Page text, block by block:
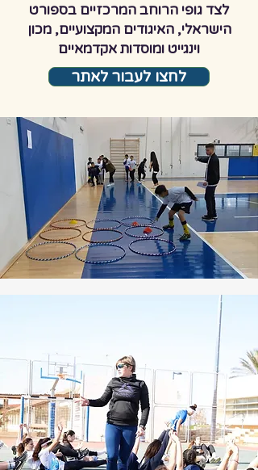
לצד גופי הרוחב המרכזיים בספורט
הישראלי, האיגודים המקצועיים, מכון
וינגייט ומוסדות אקדמאיים
לחצו לעבור לאתר